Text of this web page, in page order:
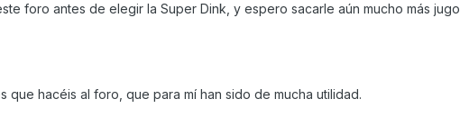
foro antes de elegir la Super Dink, y espero sacarle aún mucho más jugo
que hacéis al foro, que para mí han sido de mucha utilidad.